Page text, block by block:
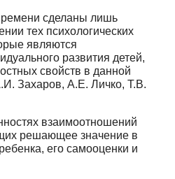
сделаны лишь
тех психологических
являются
развития детей,
свойств в данной
Захаров, А.Е. Личко, Т.В.
взаимоотношений
решающее значение в
его самооценки и